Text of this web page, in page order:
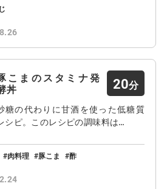
こまのスタミナ発
丼
20
糖の代わりに甘酒を使った低糖質
シピ。このレシピの調味料は…
肉料理 豚こま 酢